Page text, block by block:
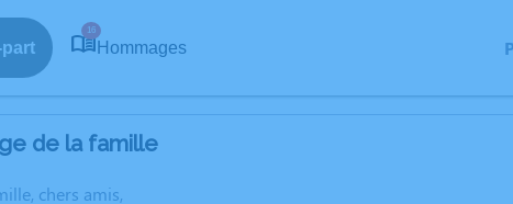
part
16
Hommages
de la famille
chers amis,